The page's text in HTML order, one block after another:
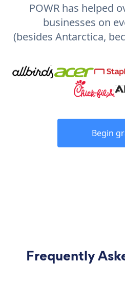
POWR has helped
businesses on
(besides Antarctica,
Begin
Frequently